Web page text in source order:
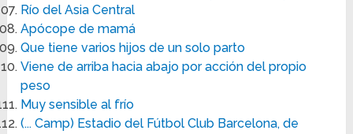
Río del Asia Central
Apócope de mamá
Que tiene varios hijos de un solo parto
Viene de arriba hacia abajo por acción del propio
peso
Muy sensible al frío
(... Camp) Estadio del Fútbol Club Barcelona, de